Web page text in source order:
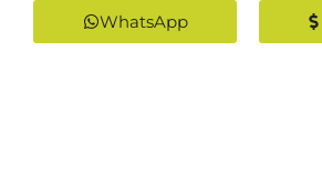
WhatsApp